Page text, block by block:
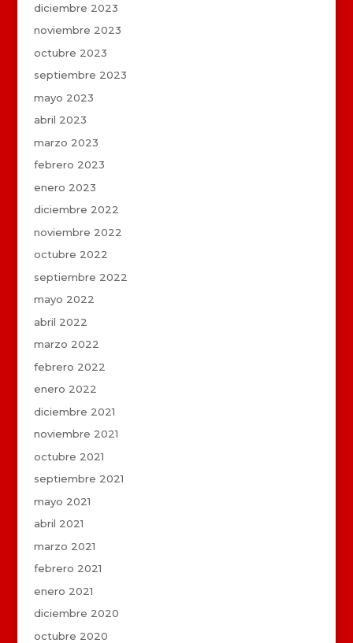
diciembre 2023
noviembre 2023
octubre 2023
septiembre 2023
mayo 2023
abril 2023
marzo 2023
febrero 2023
enero 2023
diciembre 2022
noviembre 2022
octubre 2022
septiembre 2022
mayo 2022
abril 2022
marzo 2022
febrero 2022
enero 2022
diciembre 2021
noviembre 2021
octubre 2021
septiembre 2021
mayo 2021
abril 2021
marzo 2021
febrero 2021
enero 2021
diciembre 2020
octubre 2020